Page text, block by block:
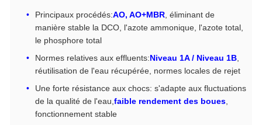
Principaux procédés:AO, AO+MBR , éliminant de
manière stable la DCO, l'azote ammonique, l'azote total,
le phosphore total
Normes relatives aux effluents:Niveau 1A / Niveau 1B
réutilisation de l'eau récupérée, normes locales de rejet
Une forte résistance aux chocs: s'adapte aux fluctuations
de la qualité de l'eau, faible rendement des boues
fonctionnement stable